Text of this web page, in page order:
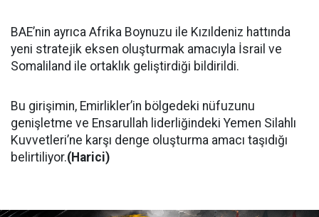
BAE’nin ayrıca Afrika Boynuzu ile Kızıldeniz hattında
yeni stratejik eksen oluşturmak amacıyla İsrail ve
Somaliland ile ortaklık geliştirdiği bildirildi.
Bu girişimin, Emirlikler’in bölgedeki nüfuzunu
genişletme ve Ensarullah liderliğindeki Yemen Silahlı
Kuvvetleri’ne karşı denge oluşturma amacı taşıdığı
belirtiliyor.(Harici)